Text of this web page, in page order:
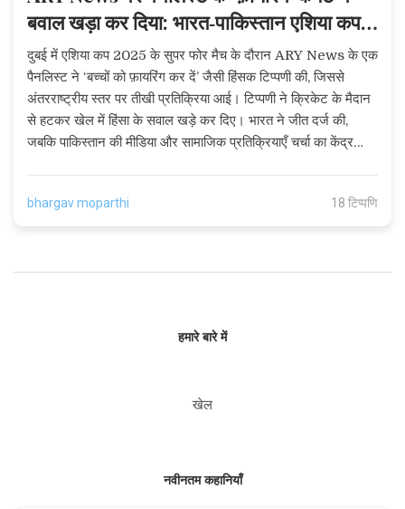
बवाल खड़ा कर दिया: भारत‑पाकिस्तान एशिया कप
2025 में हिंसा का मसला
दुबई में एशिया कप 2025 के सुपर फोर मैच के दौरान ARY News के एक
पैनलिस्ट ने ‘बच्चों को फ़ायरिंग कर दें’ जैसी हिंसक टिप्पणी की, जिससे
अंतरराष्ट्रीय स्तर पर तीखी प्रतिक्रिया आई। टिप्पणी ने क्रिकेट के मैदान
से हटकर खेल में हिंसा के सवाल खड़े कर दिए। भारत ने जीत दर्ज की,
जबकि पाकिस्तान की मीडिया और सामाजिक प्रतिक्रियाएँ चर्चा का केंद्र
bhargav moparthi 18 टिप्पणि
हमारे बारे में
खेल
नवीनतम कहानियाँ